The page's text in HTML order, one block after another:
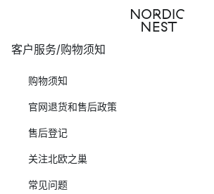
客户服务/购物须知
购物须知
官网退货和售后政策
售后登记
关注北欧之巢
常见问题